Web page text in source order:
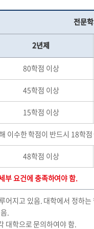
전문
2년제
80학점 이상
45학점 이상
15학점 이상
이수한 학점이 반드시 18학
48학점 이상
부 요건에 충족하여야 함.
지고 있음. 대학에서 정하
.
대학으로 문의하여야 함.